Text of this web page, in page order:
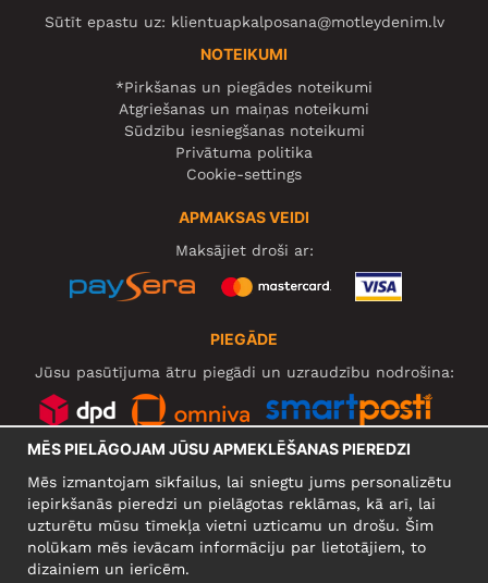
Sūtīt epastu uz: klientuapkalposana@motleydenim.lv
NOTEIKUMI
*Pirkšanas un piegādes noteikumi
Atgriešanas un maiņas noteikumi
Sūdzību iesniegšanas noteikumi
Privātuma politika
Cookie-settings
APMAKSAS VEIDI
Maksājiet droši ar:
PIEGĀDE
Jūsu pasūtījuma ātru piegādi un uzraudzību nodrošina:
UZŅĒMUMS
MĒS PIELĀGOJAM JŪSU APMEKLĒŠANAS PIEREDZI
Mēs izmantojam sīkfailus, lai sniegtu jums personalizētu
iepirkšanās pieredzi un pielāgotas reklāmas, kā arī, lai
uzturētu mūsu tīmekļa vietni uzticamu un drošu. Šim
nolūkam mēs ievācam informāciju par lietotājiem, to
dizainiem un ierīcēm.